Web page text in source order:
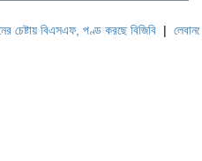
পণ্ড করছে বিজিবি|লেবাননের